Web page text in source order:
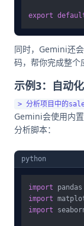
export
同时，Gemini还
码，帮你完成整个
示例3：自动
Gemini会使用内
分析脚本：
python
import pandas
import
import